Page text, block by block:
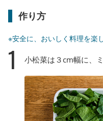
作り方
※安全に、おいしく料理を楽
1 小松菜は３cm幅に、